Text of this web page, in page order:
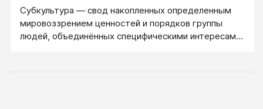
Субкультура — свод накопленных определенным
мировоззрением ценностей и порядков группы
людей, объединённых специфическими интересами,